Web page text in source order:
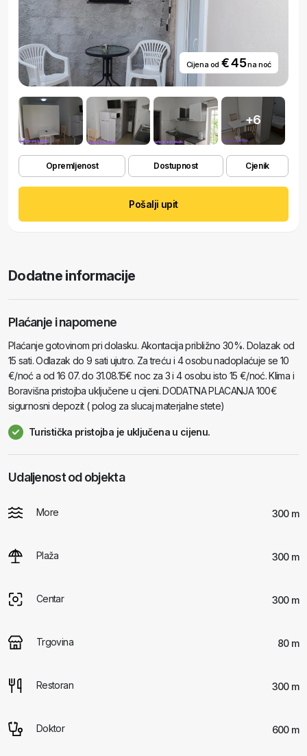
Cijena od € 45na noć
+6
Opremljenost Dostupnost Cjenik
Pošalji upit
Dodatne informacije
Plaćanje i napomene
Plaćanje gotovinom pri dolasku. Akontacija približno 30%. Dolazak od
15 sati. Odlazak do 9 sati ujutro. Za treću i 4 osobu nadoplaćuje se 10
€/noć a od 16 07. do 31.08.15€ noc za 3 i 4 osobu isto 15 €/noć. Klima i
Boravišna pristojba uključene u cijeni. DODATNA PLACANJA 100€
sigurnosni depozit ( polog za slucaj materjalne stete)
Turistička pristojba je uključena u cijenu.
Udaljenost od objekta
More 300 m
Plaža 300 m
Centar 300 m
Trgovina 80 m
Restoran 300 m
Doktor 600 m